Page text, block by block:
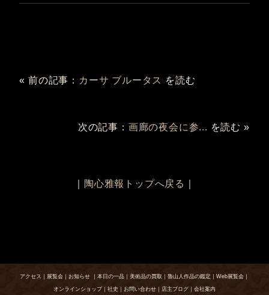
« 前の記事： カーサ ブルータス を読む
次の記事： 画廊の夜会に参... を読む »
陶心雅報トップへ戻る
アクセス ｜ 展覧会 ｜ お知らせ ｜ 本日の一品 ｜ 美術品の買取 ｜ 魯山人作品の鑑定 ｜ Web展覧会 ｜
オンラインショップ｜ 社史 ｜ お問い合わせ ｜ 店主ブログ ｜ 会社案内